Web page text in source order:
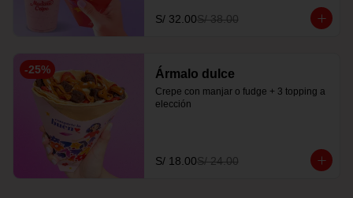
S/ 32.00S/ 38.00
-25% Ármalo dulce
Crepe con manjar o fudge + 3 topping a
elección
S/ 18.00S/ 24.00